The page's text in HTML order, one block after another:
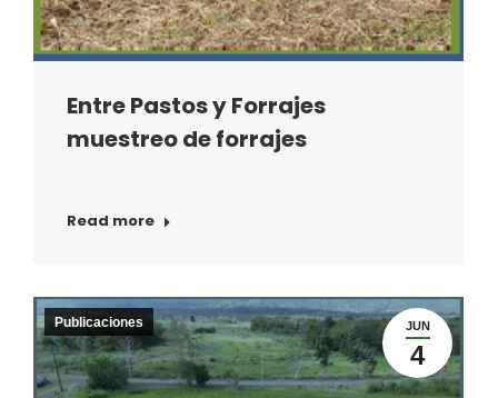
Entre Pastos y Forrajes
muestreo de forrajes
Read more
JUN
4
Publicaciones